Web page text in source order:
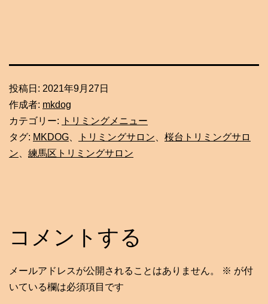
投稿日: 2021年9月27日
作成者: mkdog
カテゴリー:
トリミングメニュー
タグ: MKDOG トリミングサロン
桜台トリミングサロ
ン
練馬区トリミングサロン
コメントする
メールアドレスが公開されることはありません。 ※ が付
いている欄は必須項目です